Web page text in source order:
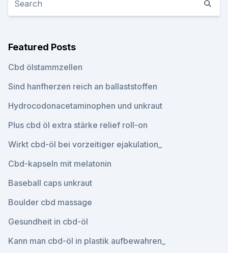
Featured Posts
Cbd ölstammzellen
Sind hanfherzen reich an ballaststoffen
Hydrocodonacetaminophen und unkraut
Plus cbd öl extra stärke relief roll-on
Wirkt cbd-öl bei vorzeitiger ejakulation_
Cbd-kapseln mit melatonin
Baseball caps unkraut
Boulder cbd massage
Gesundheit in cbd-öl
Kann man cbd-öl in plastik aufbewahren_